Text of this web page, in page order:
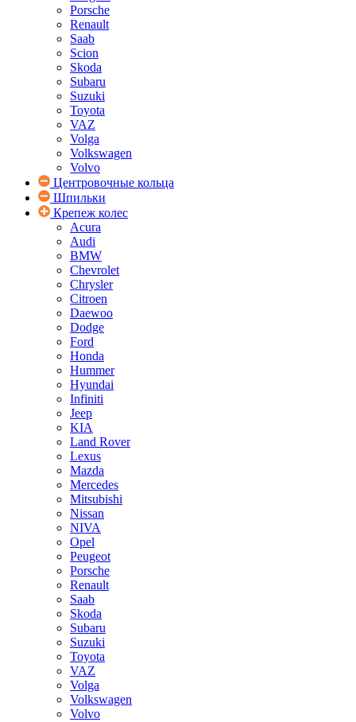
Porsche
Renault
Saab
Scion
Skoda
Subaru
Suzuki
Toyota
VAZ
Volga
Volkswagen
Volvo
Центровочные кольца
Шпильки
Крепеж колес
Acura
Audi
BMW
Chevrolet
Chrysler
Citroen
Daewoo
Dodge
Ford
Honda
Hummer
Hyundai
Infiniti
Jeep
KIA
Land Rover
Lexus
Mazda
Mercedes
Mitsubishi
Nissan
NIVA
Opel
Peugeot
Porsche
Renault
Saab
Skoda
Subaru
Suzuki
Toyota
VAZ
Volga
Volkswagen
Volvo